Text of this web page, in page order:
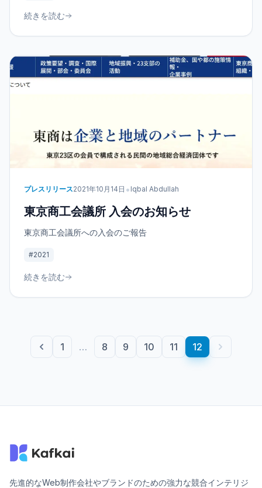
続きを読む
プレスリリース2021年10月14日 • Iqbal Abdullah
東京商工会議所 入会のお知らせ
東京商工会議所への入会のご報告
#2021
続きを読む
1 … 8 9 10 11 12
先進的なWeb制作会社やブランドのための強力な競合インテリジ